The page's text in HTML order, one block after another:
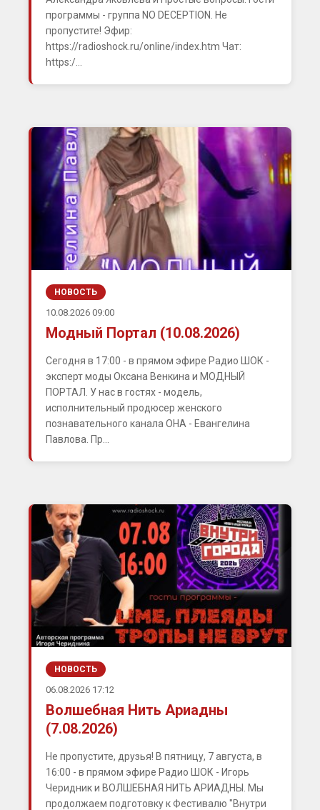
программы - группа NO DECEPTION. Не
пропустите! Эфир:
https://radioshock.ru/online/index.htm Чат:
https:/...
НОВОСТЬ
10.08.2026 09:00
Модный Портал (10.08.2026)
Сегодня в 17:00 - в прямом эфире Радио ШОК -
эксперт моды Оксана Венкина и МОДНЫЙ
ПОРТАЛ. У нас в гостях - модель,
исполнительный продюсер женского
познавательного канала ОНА - Евангелина
Павлова. Пр...
НОВОСТЬ
06.08.2026 17:12
Волшебная Нить Ариадны
(7.08.2026)
Не пропустите, друзья! В пятницу, 7 августа, в
16:00 - в прямом эфире Радио ШОК - Игорь
Черидник и ВОЛШЕБНАЯ НИТЬ АРИАДНЫ. Мы
продолжаем подготовку к Фестивалю "Внутри